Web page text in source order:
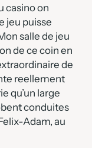
casino on
jeu puisse
salle de jeu
de ce coin en
de
reellement
qu’un large
conduites
Adam, au